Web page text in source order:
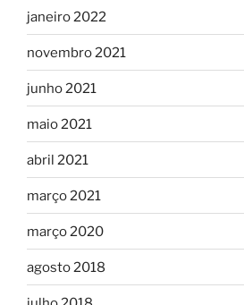
janeiro 2022
novembro 2021
junho 2021
maio 2021
abril 2021
março 2021
março 2020
agosto 2018